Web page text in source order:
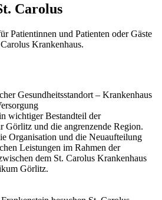
Carolus
Patientinnen und Patienten oder Gäste
Krankenhaus.
Gesundheitsstandort – Krankenhaus
wichtiger Bestandteil der
Görlitz und die angrenzende Region.
Organisation und die Neuaufteilung
Leistungen im Rahmen der
dem St. Carolus Krankenhaus
Görlitz.